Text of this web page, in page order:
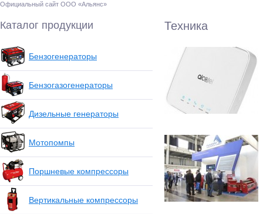
Официальный сайт ООО «Альянс»
Каталог продукции
Бензогенераторы
Бензогазогенераторы
Дизельные генераторы
Мотопомпы
Поршневые компрессоры
Вертикальные компрессоры
Техника